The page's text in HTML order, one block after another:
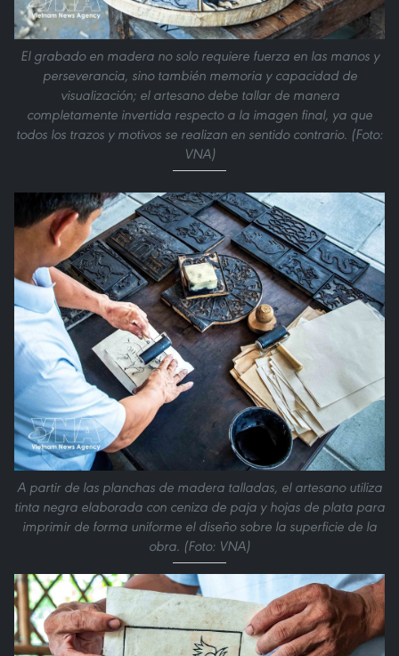
El grabado en madera no solo requiere fuerza en las manos y
perseverancia, sino también memoria y capacidad de
visualización; el artesano debe tallar de manera
completamente invertida respecto a la imagen final, ya que
todos los trazos y motivos se realizan en sentido contrario. (Foto:
VNA)
A partir de las planchas de madera talladas, el artesano utiliza
tinta negra elaborada con ceniza de paja y hojas de plata para
imprimir de forma uniforme el diseño sobre la superficie de la
obra. (Foto: VNA)